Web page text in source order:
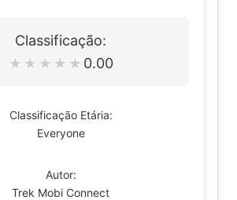
Classificação:
★ ★ ★ ★ ★ 0.00
Classificação Etária:
Everyone
Autor:
Trek Mobi Connect